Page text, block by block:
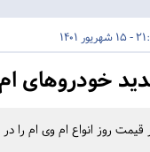
1401
خودروهای
روز انواع ام وی ام را